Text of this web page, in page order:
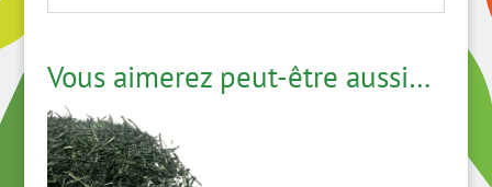
Vous aimerez peut-être aussi…